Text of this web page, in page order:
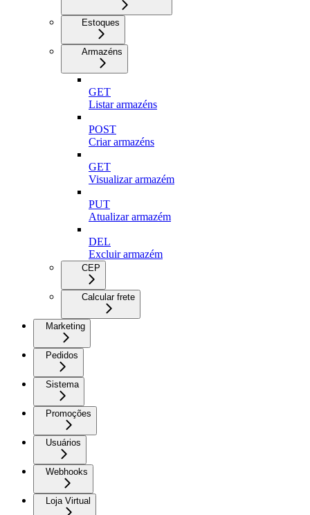
Estoques
Armazéns
GET
Listar armazéns
POST
Criar armazéns
GET
Visualizar armazém
PUT
Atualizar armazém
DEL
Excluir armazém
CEP
Calcular frete
Marketing
Pedidos
Sistema
Promoções
Usuários
Webhooks
Loja Virtual